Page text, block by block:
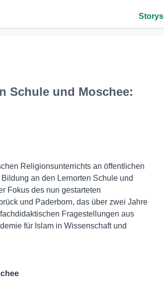
Storys
Schule und Moschee:
Religionsunterrichts an öffentlichen
an den Lernorten Schule und
Fokus des nun gestarteten
und Paderborn, das über zwei Jahre
Fragestellungen aus
für Islam in Wissenschaft und